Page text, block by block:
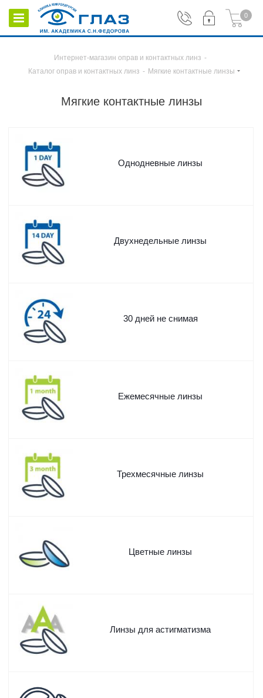
0
Интернет-магазин оправ и контактных линз -
Каталог оправ и контактных линз - Мягкие контактные линзы
Мягкие контактные линзы
Однодневные линзы
Двухнедельные линзы
30 дней не снимая
Ежемесячные линзы
Трехмесячные линзы
Цветные линзы
Линзы для астигматизма